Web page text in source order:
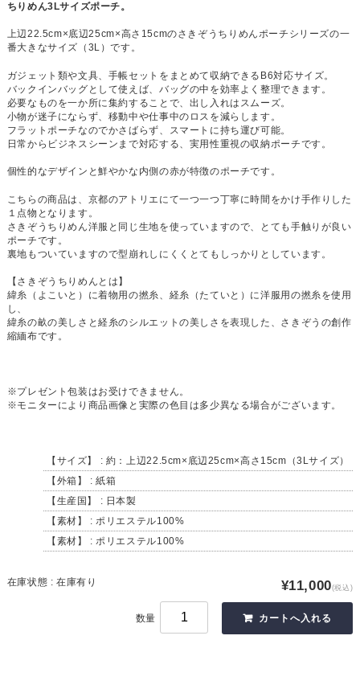
ちりめん3Lサイズポーチ。
上辺22.5cm×底辺25cm×高さ15cmのさきぞうちりめんポーチシリーズの一
番大きなサイズ（3L）です。
ガジェット類や文具、手帳セットをまとめて収納できるB6対応サイズ。
バックインバッグとして使えば、バッグの中を効率よく整理できます。
必要なものを一か所に集約することで、出し入れはスムーズ。
小物が迷子にならず、移動中や仕事中のロスを減らします。
フラットポーチなのでかさばらず、スマートに持ち運び可能。
日常からビジネスシーンまで対応する、実用性重視の収納ポーチです。
個性的なデザインと鮮やかな内側の赤が特徴のポーチです。
こちらの商品は、京都のアトリエにて一つ一つ丁寧に時間をかけ手作りした
１点物となります。
さきぞうちりめん洋服と同じ生地を使っていますので、とても手触りが良い
ポーチです。
裏地もついていますので型崩れしにくくとてもしっかりとしています。
【さきぞうちりめんとは】
緯糸（よこいと）に着物用の撚糸、経糸（たていと）に洋服用の撚糸を使用
し、
緯糸の畝の美しさと経糸のシルエットの美しさを表現した、さきぞうの創作
縮緬布です。
※プレゼント包装はお受けできません。
※モニターにより商品画像と実際の色目は多少異なる場合がございます。
【サイズ】 : 約：上辺22.5cm×底辺25cm×高さ15cm（3Lサイズ）
【外箱】 : 紙箱
【生産国】 : 日本製
【素材】 : ポリエステル100%
【素材】 : ポリエステル100%
在庫状態 : 在庫有り ¥11,000(税込)
数量